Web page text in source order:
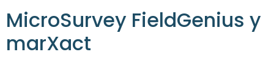
MicroSurvey FieldGenius y
marXact